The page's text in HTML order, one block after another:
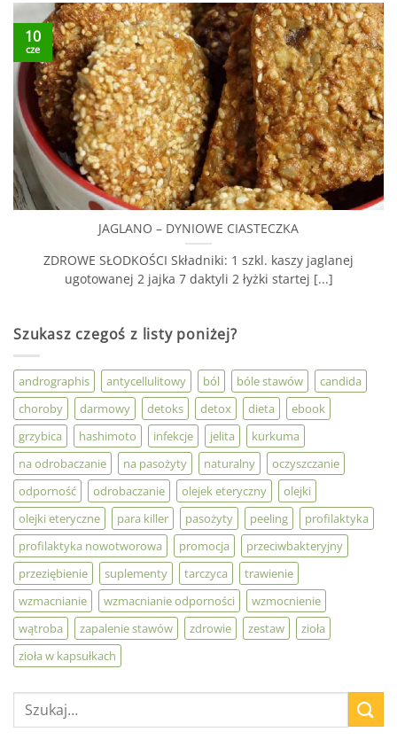
JAGLANO – DYNIOWE CIASTECZKA
ZDROWE SŁODKOŚCI Składniki: 1 szkl. kaszy jaglanej
ugotowanej 2 jajka 7 daktyli 2 łyżki startej [...]
10
cze
Szukasz czegoś z listy poniżej?
andrographis antycellulitowy ból bóle stawów
candida
choroby
darmowy detoks detox dieta
ebook
grzybica
hashimoto infekcje jelita
kurkuma
na odrobaczanie
na pasożyty naturalny
oczyszczanie
odporność
odrobaczanie olejek eteryczny
olejki
olejki eteryczne
para killer pasożyty peeling
profilaktyka
profilaktyka nowotworowa
promocja
przeciwbakteryjny
przeziębienie
suplementy tarczyca
trawienie
wzmacnianie
wzmacnianie odporności
wzmocnienie
wątroba
zapalenie stawów zdrowie zestaw
zioła
zioła w kapsułkach